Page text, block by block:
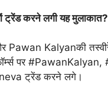
ट्रेंड करने लगी यह मुलाकात?
Pawan Kalyanकी
पर
ट्रेंड करने लगे।